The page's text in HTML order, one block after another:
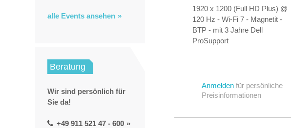
PRO 1000 Blackwell - 32 GB
RAM - 1 TB SSD SED, NVMe,
TLC, Performance - 40.646 cm
(16")
1920 x 1200 (Full HD Plus) @
120 Hz - Wi-Fi 7 - Magnetit -
BTP - mit 3 Jahre Dell
ProSupport
Anmelden für persönliche
Preisinformationen
alle Events ansehen
Beratung
Wir sind persönlich für
Sie da!
+49 911 521 47 - 600